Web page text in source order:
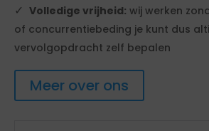
Volledige vrijheid: wij werken
of concurrentiebeding je kunt dus
vervolgopdracht zelf bepalen
Meer over ons